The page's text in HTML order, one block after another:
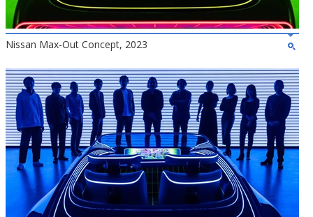
Nissan Max-Out Concept, 2023